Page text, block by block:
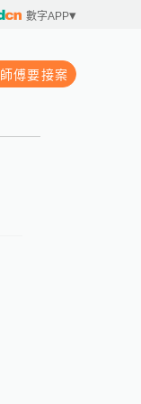
數字APP
傅要接案